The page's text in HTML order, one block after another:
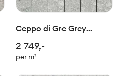
Ceppo di Gre Grey
2 749,-
per m²